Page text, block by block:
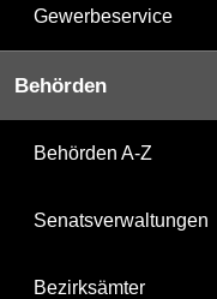
Gewerbeservice
Behörden
Behörden A-Z
Senatsverwaltungen
Bezirksämter